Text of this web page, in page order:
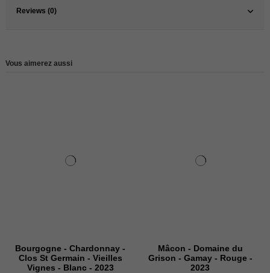
Reviews (0)
Vous aimerez aussi
Bourgogne - Chardonnay -
Clos St Germain - Vieilles
Vignes - Blanc - 2023
Mâcon - Domaine du
Grison - Gamay - Rouge -
2023